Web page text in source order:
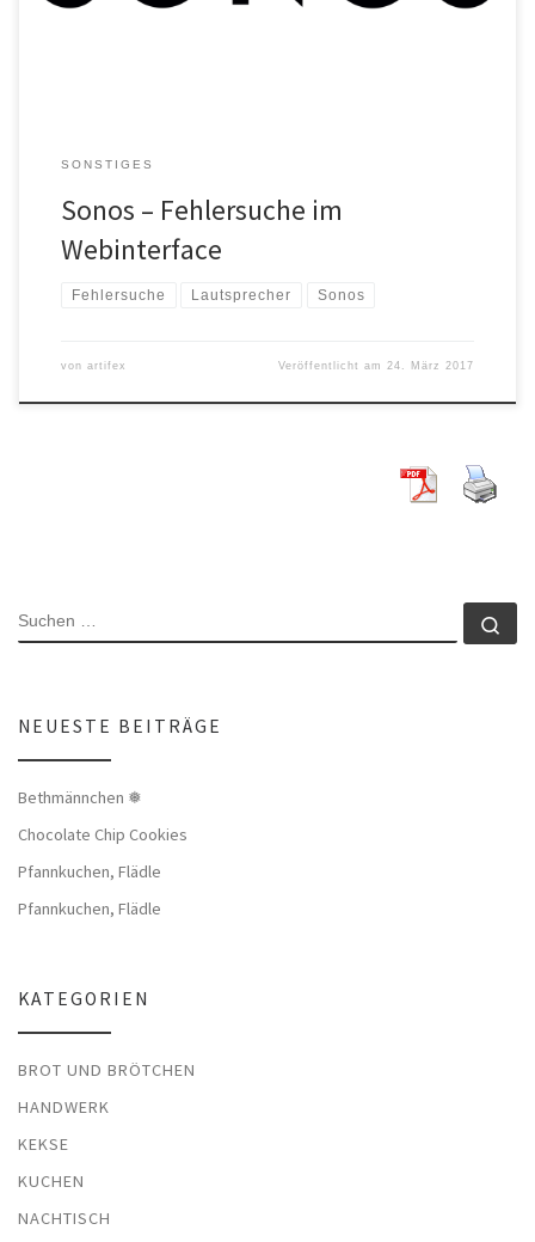
SONSTIGES
Sonos – Fehlersuche im
Webinterface
Fehlersuche Lautsprecher Sonos
von artifex Veröffentlicht am 24. März 2017
SUCHE
NEUESTE BEITRÄGE
Bethmännchen ❅
Chocolate Chip Cookies
Pfannkuchen, Flädle
Pfannkuchen, Flädle
KATEGORIEN
BROT UND BRÖTCHEN
HANDWERK
KEKSE
KUCHEN
NACHTISCH